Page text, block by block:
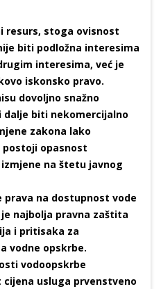
resurs, stoga ovisnost
biti podložna interesima
interesima, već je
iskonsko pravo.
dovoljno snažno
dalje biti nekomercijalno
zakona lako
opasnost
na štetu javnog
prava na dostupnost vode
najbolja pravna zaštita
i pritisaka za
vodne opskrbe.
vodoopskrbe
usluga prvenstveno